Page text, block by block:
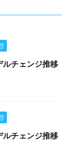
ルチェンジ推移
ルチェンジ推移